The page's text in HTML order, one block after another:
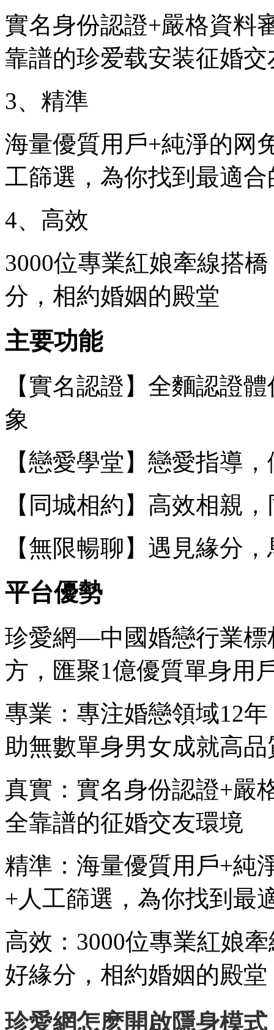
實名身份認證+嚴格資料
靠譜的珍爱载安装征婚交
3、精準
海量優質用戶+純淨的网
工篩選，為你找到最適
4、高效
3000位專業紅娘牽線搭
分，相約婚姻的殿堂
主要功能
【實名認證】全麵認證
象
【戀愛學堂】戀愛指導
【同城相約】高效相親
【無限暢聊】遇見緣分
平台優勢
珍愛網—中國婚戀行業標
方，匯聚1億優質單身用
專業：專注婚戀領域12
助無數單身男女成就高品
真實：實名身份認證+嚴
全靠譜的征婚交友環境
精準：海量優質用戶+純
+人工篩選，為你找到最
高效：3000位專業紅娘
好緣分，相約婚姻的殿堂
珍愛網怎麽開啟隱身模式